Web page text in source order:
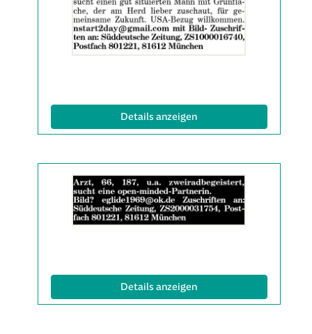
Anzeige
2063539
anzeigen
|
Details anzeigen(ID: 2063539)
der
Anzeige
2063566
anzeigen
Details anzeigen(ID: 2063566)